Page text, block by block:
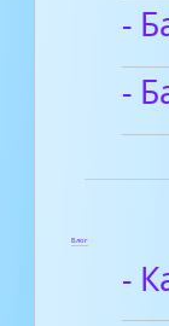
-
-
Блог
-